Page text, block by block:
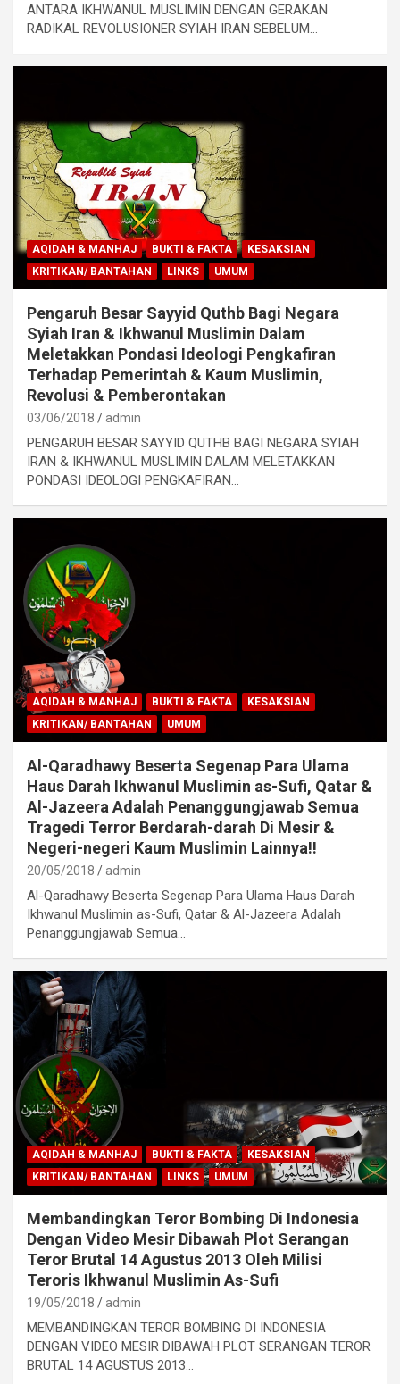
ANTARA IKHWANUL MUSLIMIN DENGAN GERAKAN
RADIKAL REVOLUSIONER SYIAH IRAN SEBELUM…
AQIDAH & MANHAJ BUKTI & FAKTA
KESAKSIAN
KRITIKAN/ BANTAHAN
LINKS UMUM
Pengaruh Besar Sayyid Quthb Bagi Negara
Syiah Iran & Ikhwanul Muslimin Dalam
Meletakkan Pondasi Ideologi Pengkafiran
Terhadap Pemerintah & Kaum Muslimin,
Revolusi & Pemberontakan
03/06/2018 admin
PENGARUH BESAR SAYYID QUTHB BAGI NEGARA SYIAH
IRAN & IKHWANUL MUSLIMIN DALAM MELETAKKAN
PONDASI IDEOLOGI PENGKAFIRAN…
AQIDAH & MANHAJ BUKTI & FAKTA
KESAKSIAN
KRITIKAN/ BANTAHAN
UMUM
Al-Qaradhawy Beserta Segenap Para Ulama
Haus Darah Ikhwanul Muslimin as-Sufi, Qatar &
Al-Jazeera Adalah Penanggungjawab Semua
Tragedi Terror Berdarah-darah Di Mesir &
Negeri-negeri Kaum Muslimin Lainnya!!
20/05/2018 admin
Al-Qaradhawy Beserta Segenap Para Ulama Haus Darah
Ikhwanul Muslimin as-Sufi, Qatar & Al-Jazeera Adalah
Penanggungjawab Semua…
AQIDAH & MANHAJ BUKTI & FAKTA
KESAKSIAN
KRITIKAN/ BANTAHAN
LINKS UMUM
Membandingkan Teror Bombing Di Indonesia
Dengan Video Mesir Dibawah Plot Serangan
Teror Brutal 14 Agustus 2013 Oleh Milisi
Teroris Ikhwanul Muslimin As-Sufi
19/05/2018 admin
MEMBANDINGKAN TEROR BOMBING DI INDONESIA
DENGAN VIDEO MESIR DIBAWAH PLOT SERANGAN TEROR
BRUTAL 14 AGUSTUS 2013…